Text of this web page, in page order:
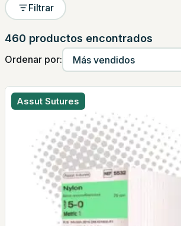
Filtrar
460 productos encontrados
Ordenar por:
Assut Sutures